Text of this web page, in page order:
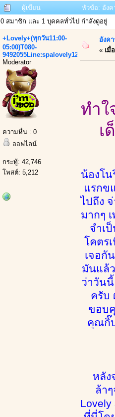
ผู้เขียน
หัวข้อ: อังค
0 สมาชิก และ 1 บุคคลทั่วไป กำลังดูอยู่
+Lovely+(ทุกวัน11:00-
05:00)T080-
9492055Line:spalovely123
Moderator
ความหื่น : 0
ออฟไลน์
กระทู้: 42,746
โพสต์: 5,212
อังค
« เมื่
ทำใ
เ
น้องโ
แรกข
ไปถึง
มากๆ
จำเ
โคตร
เจอกั
มันแล้
ว่าวัน
ครับ
ขอบ
คุณกิ๊
หลัง
ล้า